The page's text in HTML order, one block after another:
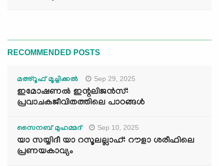
RECOMMENDED POSTS
മഅ്റൂഫ് മൂച്ചിക്കല്‍ Sep 29, 2025
ഇമോഷണൽ ഇന്റലിജൻസ്:
പ്രവാചകജീവിതത്തിലെ പാഠങ്ങൾ
സൈനബ് മുഹമ്മദ് Sep 10, 2025
യാ സയ്യിദീ യാ റസൂലല്ലാഹ്: റൗളാ ശരീഫിലെ
പ്രണയകാവ്യം